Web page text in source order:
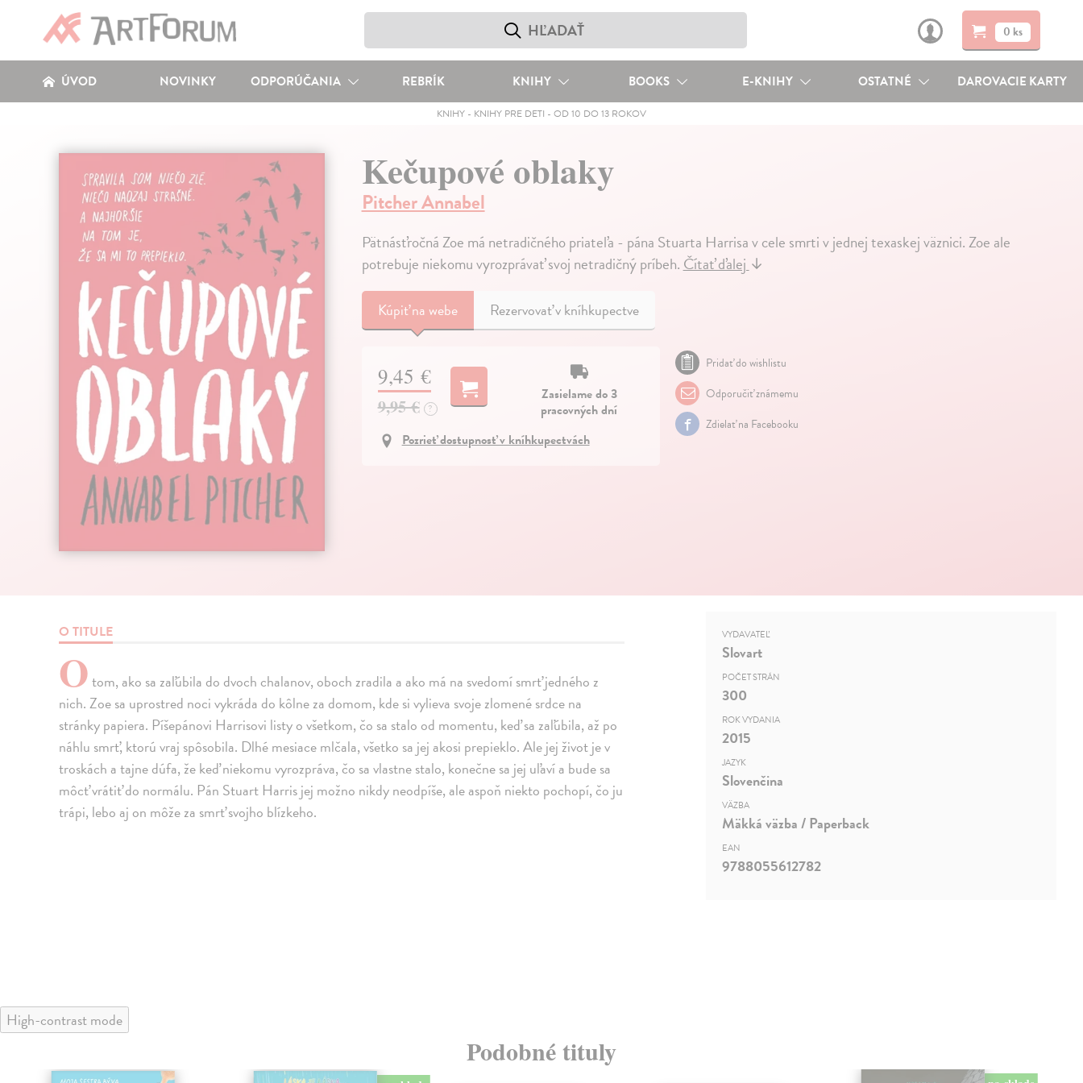
0 ks
ÚVOD NOVINKY ODPORÚČANIA REBRÍK KNIHY BOOKS E-KNIHY OSTATNÉ DAROVACIE KARTY
KNIHY- KNIHY PRE DETI - OD 10 DO 13 ROKOV
Kečupové oblaky
Pitcher Annabel
Pätnásťročná Zoe má netradičného priateľa - pána Stuarta Harrisa v cele smrti v jednej texaskej väznici. Zoe ale
potrebuje niekomu vyrozprávať svoj netradičný príbeh.Čítať ďalej↓
Kúpiťna webe Rezervovať v kníhkupectve
9,45 €
9,95 € ?
Zasielame do 3
pracovných dní
Pozrieť dostupnosť v kníhkupectvách
Pridať do wishlistu
Odporučiť známemu
Zdielať na Facebooku
O TITULE
Otom, ako sa zaľúbila do dvoch chalanov, oboch zradila a ako má na svedomí smrť jedného z
nich. Zoe sa uprostred noci vykráda do kôlne za domom, kde si vylieva svoje zlomené srdce na
stránky papiera. Píšepánovi Harrisovi listy o všetkom, čo sa stalo od momentu, keď sa zaľúbila, až po
náhlu smrť, ktorú vraj spôsobila. Dlhé mesiace mlčala, všetko sa jej akosi prepieklo. Ale jej život je v
troskách a tajne dúfa, že keď niekomu vyrozpráva, čo sa vlastne stalo, konečne sa jej uľaví a bude sa
môcť vrátiť do normálu. Pán Stuart Harris jej možno nikdy neodpíše, ale aspoň niekto pochopí, čo ju
trápi, lebo aj on môže za smrť svojho blízkeho.
VYDAVATEĽ
Slovart
POČET STRÁN
300
ROK VYDANIA
2015
JAZYK
Slovenčina
VÄZBA
Mäkká väzba / Paperback
EAN
9788055612782
High-contrast mode
Podobné tituly